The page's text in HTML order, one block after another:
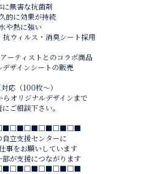
に無害な抗菌剤
的に効果が持続
や熱に強い
抗ウィルス・消臭シート採用
ーティストとのコラボ商品
デザインシートの販売
応（100枚〜）
らオリジナルデザインまで
ご相談下さい。
自立支援センターに
事をお願いしています
が支援につながります